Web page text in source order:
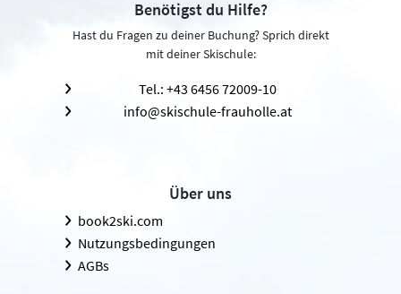
Benötigst du Hilfe?
Hast du Fragen zu deiner Buchung? Sprich direkt
mit deiner Skischule:
Tel.: +43 6456 72009-10
info@skischule-frauholle.at
Über uns
book2ski.com
Nutzungsbedingungen
AGBs